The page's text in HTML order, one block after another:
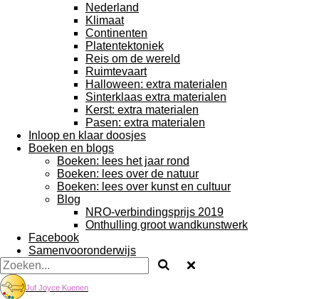
Nederland
Klimaat
Continenten
Platentektoniek
Reis om de wereld
Ruimtevaart
Halloween: extra materialen
Sinterklaas extra materialen
Kerst: extra materialen
Pasen: extra materialen
Inloop en klaar doosjes
Boeken en blogs
Boeken: lees het jaar rond
Boeken: lees over de natuur
Boeken: lees over kunst en cultuur
Blog
NRO-verbindingsprijs 2019
Onthulling groot wandkunstwerk
Facebook
Samenvooronderwijs
Juf Joyce Kuenen